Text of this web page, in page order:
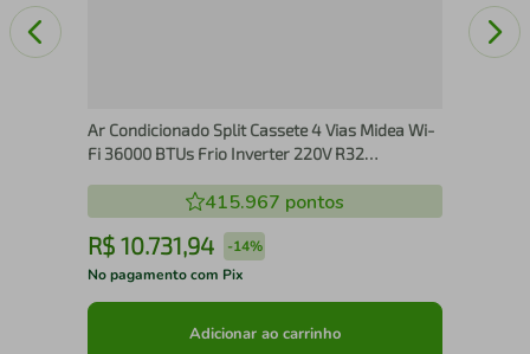
Ar Condicionado Split Cassete 4 Vias Midea Wi-
Fi 36000 BTUs Frio Inverter 220V R32
415.967 pontos
R$ 10.731,94 -14%
No pagamento com Pix
Adicionar ao carrinho